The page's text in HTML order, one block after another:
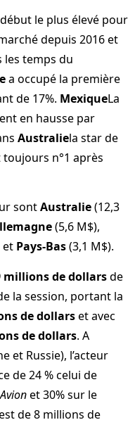
le plus élevé pour
depuis 2016 et
temps du
a occupé la première
de 17%. MexiqueLa
en hausse par
Australiela star de
toujours n°1 après
sontAustralie(12,3
(5,6 M$),
et Pays-Bas(3,1 M$).
millions de dollarsde
la session, portant la
de dollarset avec
de dollars. A
et Russie), l’acteur
de 24 % celui de
Avionet 30% sur le
de 8 millions de